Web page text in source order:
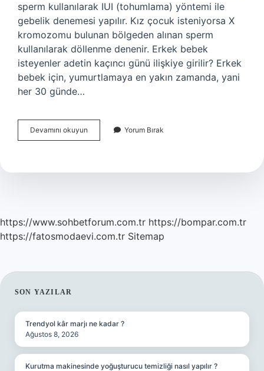
sperm kullanılarak IUI (tohumlama) yöntemi ile
gebelik denemesi yapılır. Kız çocuk isteniyorsa X
kromozomu bulunan bölgeden alınan sperm
kullanılarak döllenme denenir. Erkek bebek
isteyenler adetin kaçıncı günü ilişkiye girilir? Erkek
bebek için, yumurtlamaya en yakın zamanda, yani
her 30 günde…
Devamını okuyun
Isteyen
Yapmalı
Yorum Bırak
https://www.sohbetforum.com.tr https://bompar.com.tr
https://fatosmodaevi.com.tr Sitemap
SIDEBAR
SON YAZILAR
Trendyol kâr marjı ne kadar ?
Ağustos 8, 2026
Kurutma makinesinde yoğuşturucu temizliği nasıl yapılır ?